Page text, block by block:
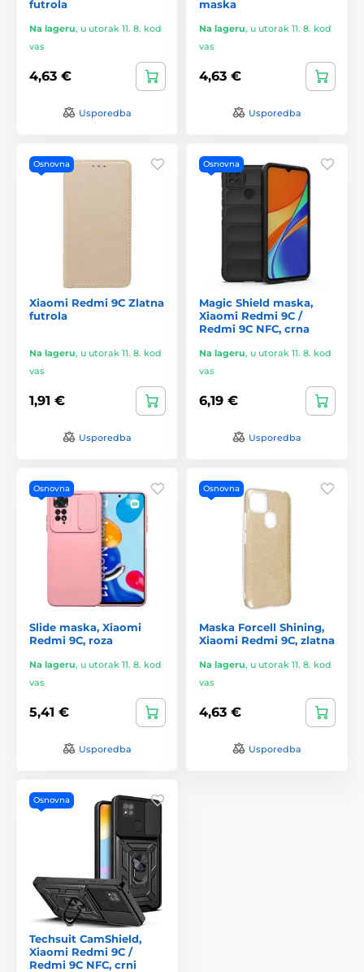
futrola
Na lageru, u utorak 11. 8. kod
vas
4,63 €
Usporedba
maska
Na lageru, u utorak 11. 8. kod
vas
4,63 €
Usporedba
Osnovna
Xiaomi Redmi 9C Zlatna
futrola
Na lageru, u utorak 11. 8. kod
vas
1,91 €
Usporedba
Osnovna
Magic Shield maska,
Xiaomi Redmi 9C /
Redmi 9C NFC, crna
Na lageru, u utorak 11. 8. kod
vas
6,19 €
Usporedba
Osnovna
Slide maska, Xiaomi
Redmi 9C, roza
Na lageru, u utorak 11. 8. kod
vas
5,41 €
Usporedba
Osnovna
Maska Forcell Shining,
Xiaomi Redmi 9C, zlatna
Na lageru, u utorak 11. 8. kod
vas
4,63 €
Usporedba
Osnovna
Techsuit CamShield,
Xiaomi Redmi 9C /
Redmi 9C NFC, crni